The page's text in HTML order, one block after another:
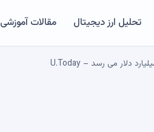
تحلیل ارز دیجیتال مقالات آموزشی